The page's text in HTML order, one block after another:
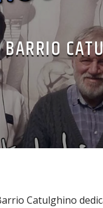
Catulghino